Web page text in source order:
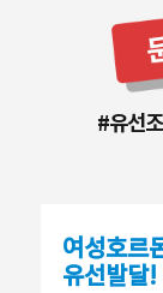
#유선
여성호르
유선발달!